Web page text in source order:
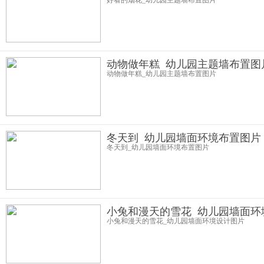
动物做年糕_幼儿园主题墙布置图
动物做年糕_幼儿园主题墙布置图片
冬天到_幼儿园墙面环境布置图片
冬天到_幼儿园墙面环境布置图片
小兔和漫天的雪花_幼儿园墙面
小兔和漫天的雪花_幼儿园墙面环境设计图片